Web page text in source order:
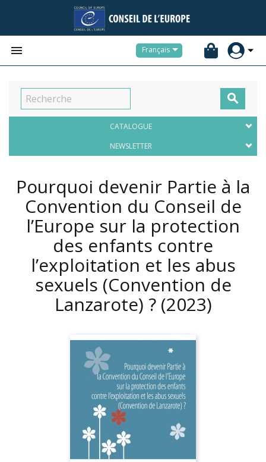
 Français

CATALOGUE
NEWSLETTER
Pourquoi devenir Partie à la
Convention du Conseil de
l’Europe sur la protection
des enfants contre
l’exploitation et les abus
sexuels (Convention de
Lanzarote) ? (2023)